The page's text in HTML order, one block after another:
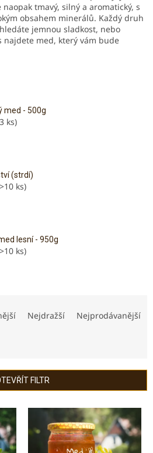
tmavý, silný a aromatický, s
obsahem minerálů. Každý druh
jemnou sladkost, nebo
najdete med, který vám bude
med - 500g
ks)
(strdí)
ks)
lesní - 950g
ks)
Nejdražší Nejprodávanější
FILTR